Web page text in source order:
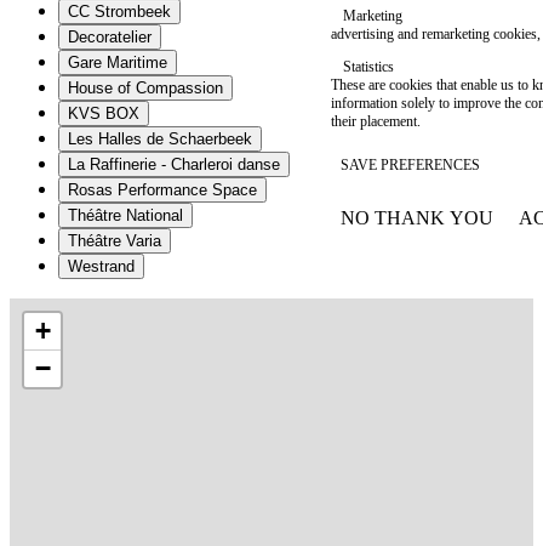
CC Strombeek
Decoratelier
Gare Maritime
House of Compassion
KVS BOX
Les Halles de Schaerbeek
La Raffinerie - Charleroi danse
Rosas Performance Space
Théâtre National
Théâtre Varia
Westrand
+
−
Marketing
advertising and remarketing cookies,
Statistics
These are cookies that enable us to
information solely to improve the
their placement.
SAVE PREFERENCES
NO THANK YOU
WITHDRAW